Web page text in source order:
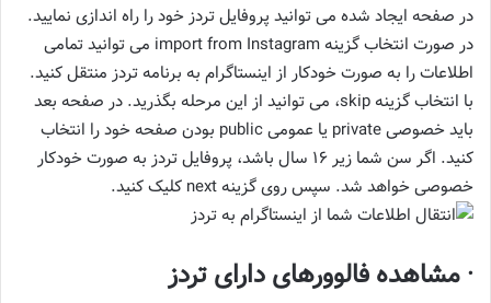
در صفحه ایجاد شده می توانید پروفایل تردز خود را راه اندازی نمایید.
در صورت انتخاب گزینه import from Instagram می توانید تمامی
اطلاعات را به صورت خودکار از اینستاگرام به برنامه تردز منتقل کنید.
با انتخاب گزینه skip، می توانید از این مرحله بگذرید. در صفحه بعد
باید خصوصی private یا عمومی public بودن صفحه خود را انتخاب
کنید. اگر سن شما زیر 16 سال باشد، پروفایل تردز به صورت خودکار
خصوصی خواهد شد. سپس روی گزینه next کلیک کنید.
· مشاهده فالوورهای دارای تردز